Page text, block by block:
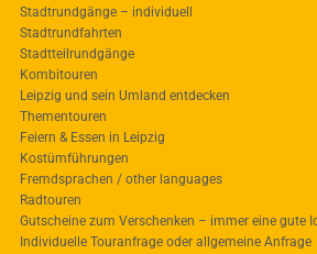
Stadtrundgänge – individuell
Stadtrundfahrten
Stadtteilrundgänge
Kombitouren
Leipzig und sein Umland entdecken
Thementouren
Feiern & Essen in Leipzig
Kostümführungen
Fremdsprachen / other languages
Radtouren
Gutscheine zum Verschenken – immer eine gute
Individuelle Touranfrage oder allgemeine Anfrage